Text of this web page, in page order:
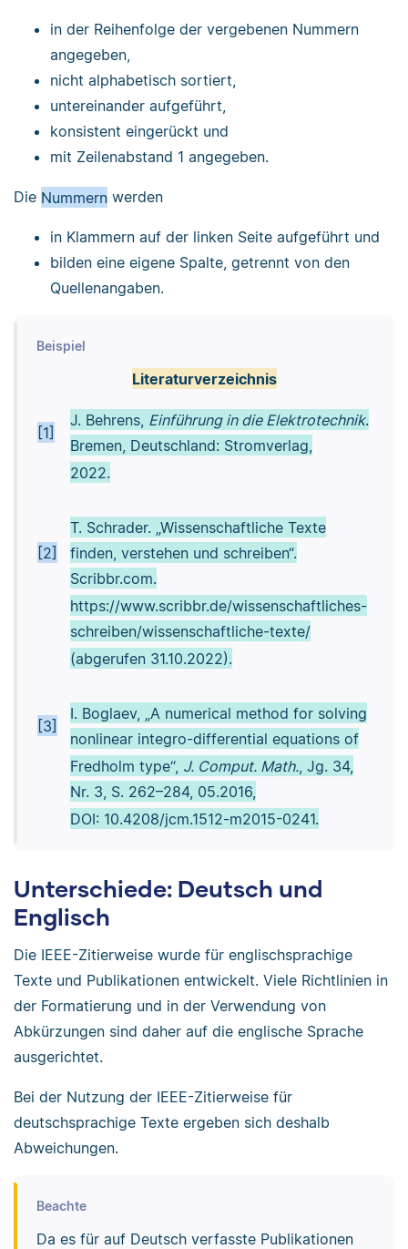
in der Reihenfolge der vergebenen Nummern
angegeben,
nicht alphabetisch sortiert,
untereinander aufgeführt,
konsistent eingerückt und
mit Zeilenabstand 1 angegeben.
Die Nummern werden
in Klammern auf der linken Seite aufgeführt und
bilden eine eigene Spalte, getrennt von den
Quellenangaben.
Beispiel
Literaturverzeichnis
[1]
J. Behrens, Einführung in die Elektrotechnik.
Bremen, Deutschland: Stromverlag,
2022.
[2]
T. Schrader. „Wissenschaftliche Texte
finden, verstehen und schreiben“.
Scribbr.com.
https://www.scribbr.de/wissenschaftliches-
schreiben/wissenschaftliche-texte/
(abgerufen 31.10.2022).
[3]
I. Boglaev, „A numerical method for solving
nonlinear integro-differential equations of
Fredholm type“, J. Comput. Math., Jg. 34,
Nr. 3, S. 262–284, 05.2016,
DOI: 10.4208/jcm.1512-m2015-0241.
Unterschiede: Deutsch und
Englisch
Die IEEE-Zitierweise wurde für englischsprachige
Texte und Publikationen entwickelt. Viele Richtlinien in
der Formatierung und in der Verwendung von
Abkürzungen sind daher auf die englische Sprache
ausgerichtet.
Bei der Nutzung der IEEE-Zitierweise für
deutschsprachige Texte ergeben sich deshalb
Abweichungen.
Beachte
Da es für auf Deutsch verfasste Publikationen